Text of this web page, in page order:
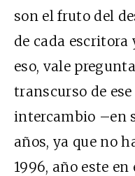
son el fruto del
de cada escritora
eso, vale
transcurso de
intercambio –en
años, ya que no
1996, año este